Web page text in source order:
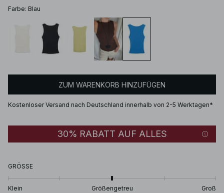
Farbe: Blau
ZUM WARENKORB HINZUFÜGEN
Kostenloser Versand nach Deutschland innerhalb von 2-5 Werktagen*
30% RABATT AUF ALLES
GRÖSSE
Klein Größengetreu Groß